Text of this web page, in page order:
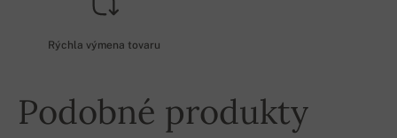
Rýchla výmena tovaru
Podobné produkty